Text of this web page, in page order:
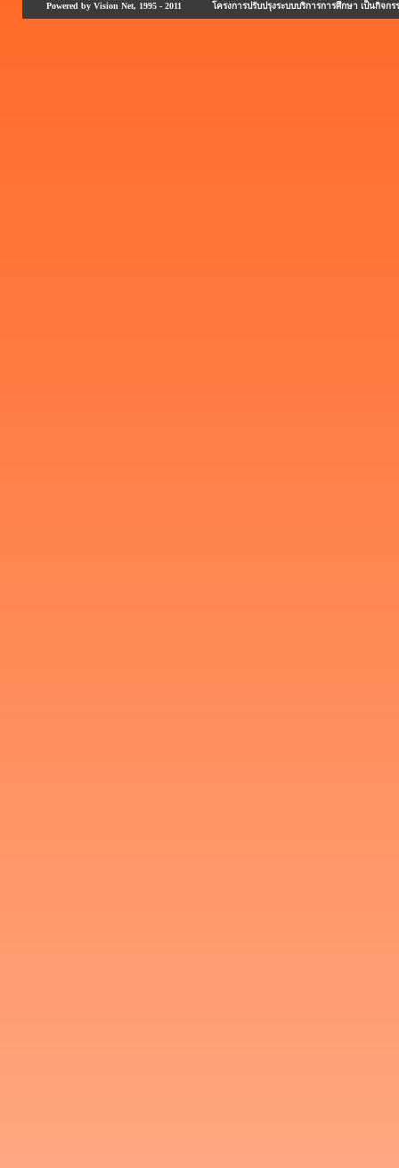
Powered by Vision Net, 1995 - 2011 โครงการปรับปรุงระบบบริการการศึกษา เป็นกิ